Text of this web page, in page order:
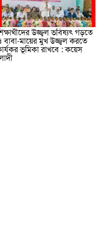
উজ্জ্বল ভবিষ্যৎ গড়তে
বাবা-মায়ের মুখ উজ্জ্বল করতে
ভূমিকা রাখবে : কয়েস